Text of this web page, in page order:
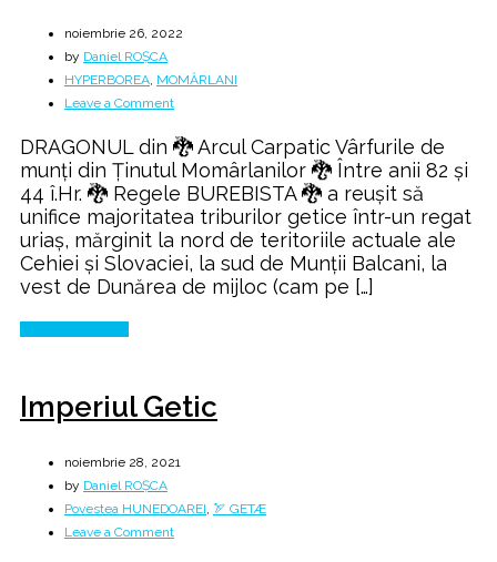
noiembrie 26, 2022
by Daniel ROȘCA
HYPERBOREA MOMÂRLANI
Leave a Commenton
din
Ținutul
Momârlanilor
DRAGONUL din 🐉 Arcul Carpatic Vârfurile de
munți din Ținutul Momârlanilor 🐉 Între anii 82 şi
44 î.Hr. 🐉 Regele BUREBISTA 🐉 a reuşit să
unifice majoritatea triburilor getice într-un regat
uriaş, mărginit la nord de teritoriile actuale ale
Cehiei şi Slovaciei, la sud de Munţii Balcani, la
vest de Dunărea de mijloc (cam pe […]
Imperiul Getic
noiembrie 28, 2021
by Daniel ROȘCA
Povestea HUNEDOAREI 🏹 GETÆ
Leave a Commenton